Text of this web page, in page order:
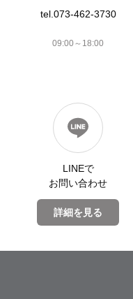
tel.073-462-3730
09:00～18:00
LINEで
お問い合わせ
詳細を見る